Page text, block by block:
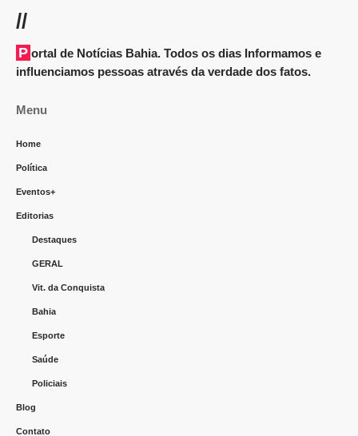
//
Portal de Notícias Bahia. Todos os dias Informamos e
influenciamos pessoas através da verdade dos fatos.
Menu
Home
Política
Eventos+
Editorias
Destaques
GERAL
Vit. da Conquista
Bahia
Esporte
Saúde
Policiais
Blog
Contato